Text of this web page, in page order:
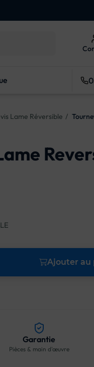
Lame Réversible
Ajouter au
Garantie
Pièces & main d'œuvre